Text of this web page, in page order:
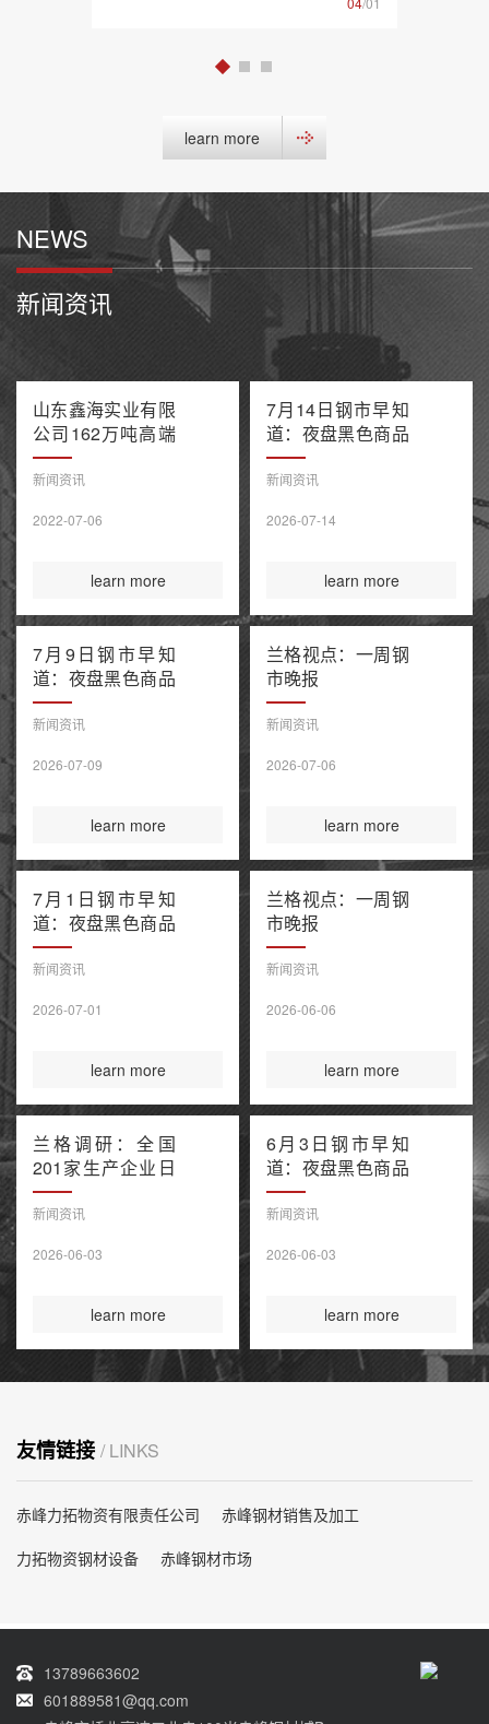
learn more
NEWS
新闻资讯
山东鑫海实业有限
公司162万吨高端
不锈钢项目产能置
换方案公示
新闻资讯
2022-07-06
learn more
7月14日钢市早知
道：夜盘黑色商品
多数收跌 阿联酋
油轮在霍尔木兹海
伦特原油涨超9%
新闻资讯
2026-07-14
learn more
7月9日钢市早知
道：夜盘黑色商品
整体收涨 原油大
涨引爆全球债市抛
忘录“已终结”
新闻资讯
2026-07-09
learn more
兰格视点：一周钢
市晚报
新闻资讯
2026-07-06
learn more
7月1日钢市早知
道：夜盘黑色商品
窄幅波动 上半年
百强房企销售额降
钢铁保障新规今起
新闻资讯
2026-07-01
learn more
兰格视点：一周钢
市晚报
新闻资讯
2026-06-06
learn more
兰格调研：全国
201家生产企业日
均铁水产量环比上
升（6月3日）
新闻资讯
2026-06-03
learn more
6月3日钢市早知
道：夜盘黑色商品
多数收涨 IEA警告
全球石油库存或于
国际煤炭投资创14
新闻资讯
2026-06-03
learn more
友情链接 / LINKS
赤峰力拓物资有限责任公司
赤峰钢材销售及加工
力拓物资钢材设备
赤峰钢材市场
13789663602
601889581@qq.com